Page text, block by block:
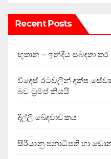
Recent Posts
භූතාන – ඉන්දීය සබඳතා
විදෙස් රටවලින් දක්ෂ
බව ට්‍රම්ප් කියයි
දිල්ලි ඛේදවාචකය
සිරියානු ජනාධිපති හා